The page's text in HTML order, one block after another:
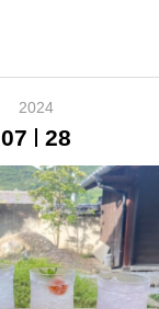
2024
07 28